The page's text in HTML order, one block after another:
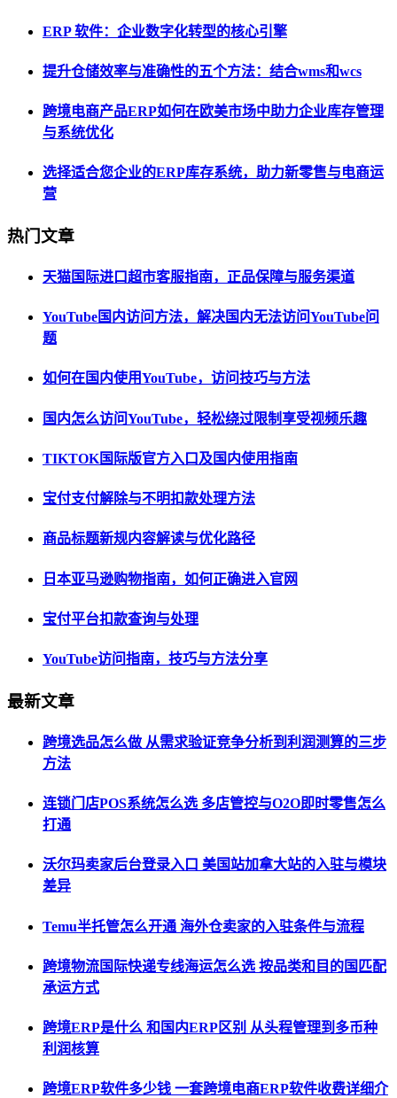
ERP 软件：企业数字化转型的核心引擎
提升仓储效率与准确性的五个方法：结合wms和wcs
跨境电商产品ERP如何在欧美市场中助力企业库存管理
与系统优化
选择适合您企业的ERP库存系统，助力新零售与电商运
营
热门文章
天猫国际进口超市客服指南，正品保障与服务渠道
YouTube国内访问方法，解决国内无法访问YouTube问
题
如何在国内使用YouTube，访问技巧与方法
国内怎么访问YouTube，轻松绕过限制享受视频乐趣
TIKTOK国际版官方入口及国内使用指南
宝付支付解除与不明扣款处理方法
商品标题新规内容解读与优化路径
日本亚马逊购物指南，如何正确进入官网
宝付平台扣款查询与处理
YouTube访问指南，技巧与方法分享
最新文章
跨境选品怎么做 从需求验证竞争分析到利润测算的三步
方法
连锁门店POS系统怎么选 多店管控与O2O即时零售怎么
打通
沃尔玛卖家后台登录入口 美国站加拿大站的入驻与模块
差异
Temu半托管怎么开通 海外仓卖家的入驻条件与流程
跨境物流国际快递专线海运怎么选 按品类和目的国匹配
承运方式
跨境ERP是什么 和国内ERP区别 从头程管理到多币种
利润核算
跨境ERP软件多少钱 一套跨境电商ERP软件收费详细介